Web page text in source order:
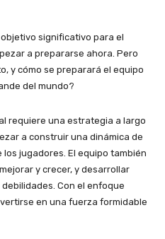
significativo para el
a prepararse ahora. Pero
y cómo se preparará el equipo
del mundo?
requiere una estrategia a largo
a construir una dinámica de
jugadores. El equipo también
y crecer, y desarrollar
Con el enfoque
en una fuerza formidable